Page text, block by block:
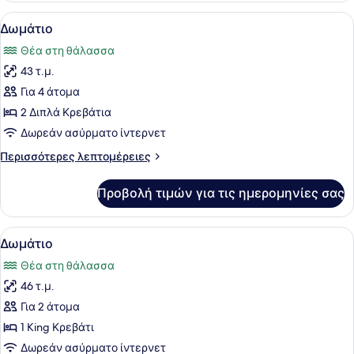
Προβολή
όλων
των
φωτογραφιών
για
Δωμάτιο
Ένα δωμάτιο ξενοδοχείου με δύο
5
Δωμάτιο
Θέα στη θάλασσα
43 τ.μ.
Για 4 άτομα
2 Διπλά Κρεβάτια
Δωρεάν ασύρματο ίντερνετ
Περισσότερες λεπτομέρειες
Περισσότερες
Προβολή τιμών για τις ημερομηνίες σας
Προβολή
όλων
των
φωτογραφιών
για
Δωμάτιο
Ένα δωμάτιο ξενοδοχείου με ένα
6
Δωμάτιο
Θέα στη θάλασσα
46 τ.μ.
Για 2 άτομα
1 King Κρεβάτι
Δωρεάν ασύρματο ίντερνετ